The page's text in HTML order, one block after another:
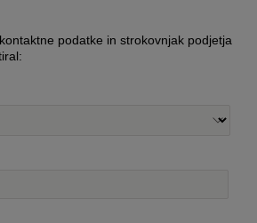
podatke in strokovnjak podjetja